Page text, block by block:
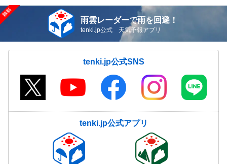
雨雲レーダーで雨を回避！
tenki.jp公式 天気予報アプリ
tenki.jp公式SNS
tenki.jp公式アプリ